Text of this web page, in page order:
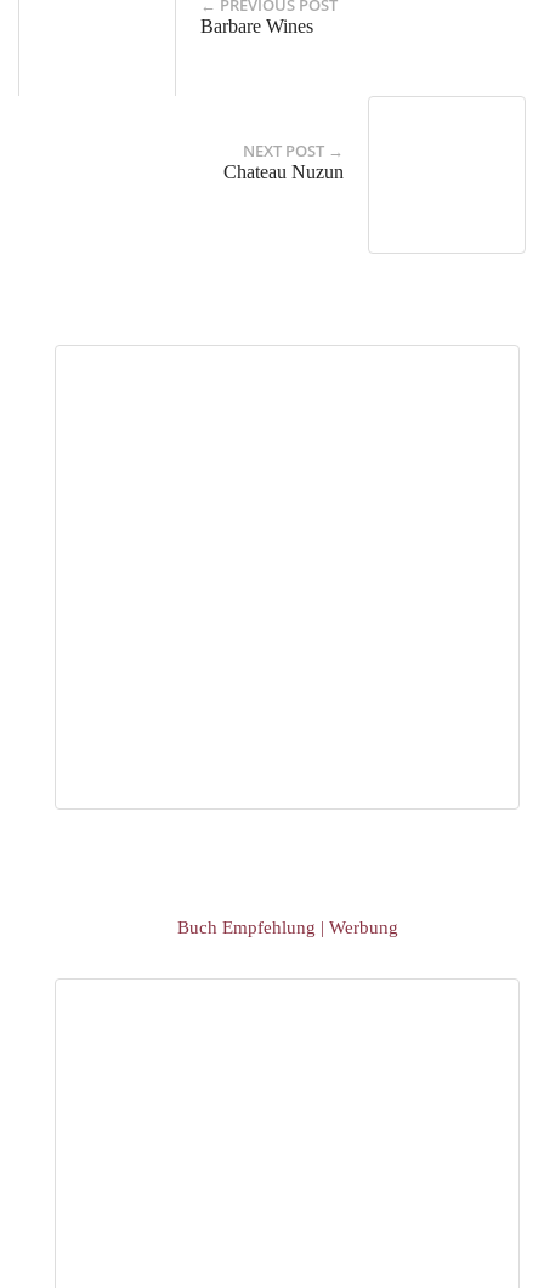
← PREVIOUS POST
Barbare Wines
NEXT POST →
Chateau Nuzun
Buch Empfehlung | Werbung